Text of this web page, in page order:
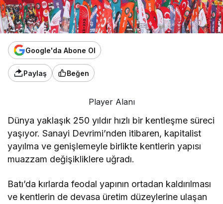
Google'da Abone Ol
Paylaş Beğen
Player Alanı
Dünya yaklaşık 250 yıldır hızlı bir kentleşme süreci
yaşıyor. Sanayi Devrimi’nden itibaren, kapitalist
yayılma ve genişlemeyle birlikte kentlerin yapısı
muazzam değişikliklere uğradı.
Batı’da kırlarda feodal yapının ortadan kaldırılması
ve kentlerin de devasa üretim düzeylerine ulaşan